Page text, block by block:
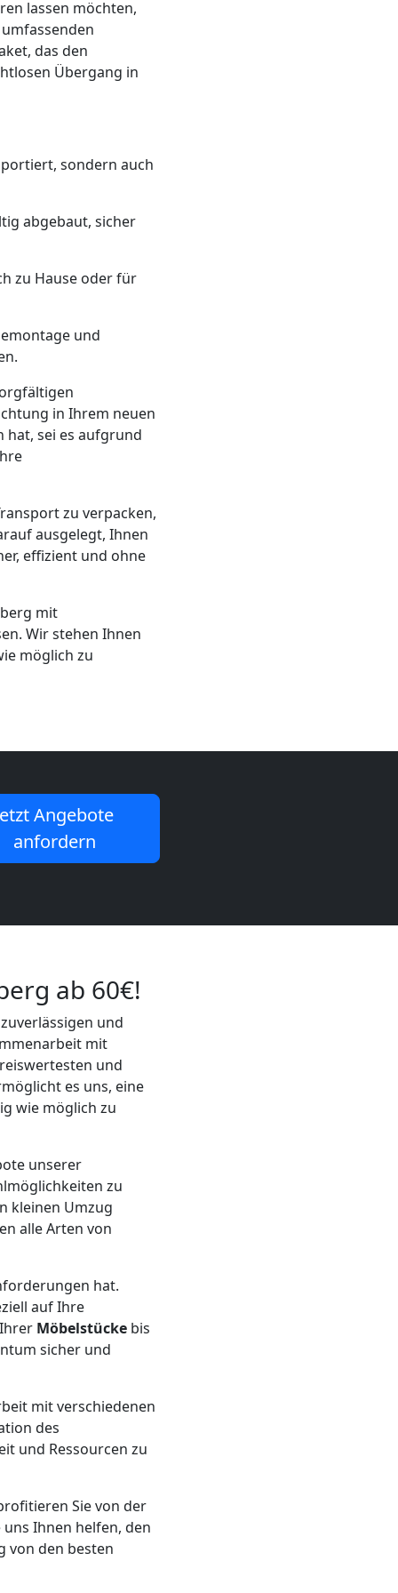
lassen möchten,
das den
Übergang in
sondern auch
abgebaut, sicher
zu Hause oder für
und
in Ihrem neuen
hat, sei es aufgrund
zu verpacken,
ausgelegt, Ihnen
effizient und ohne
mit
Wir stehen Ihnen
möglich zu
Angebote
anfordern
ab 60€!
und
mit
und
es uns, eine
wie möglich zu
unserer
zu
kleinen Umzug
alle Arten von
hat.
auf Ihre
Möbelstücke bis
sicher und
mit verschiedenen
des
und Ressourcen zu
Sie von der
Ihnen helfen, den
von den besten